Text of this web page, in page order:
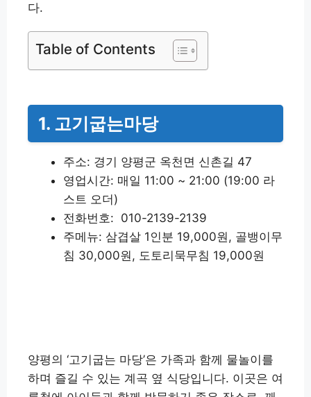
다.
Table of Contents
1. 고기굽는마당
주소: 경기 양평군 옥천면 신촌길 47
영업시간: 매일 11:00 ~ 21:00 (19:00 라
스트 오더)
전화번호: 010-2139-2139
주메뉴: 삼겹살 1인분 19,000원, 골뱅이무
침 30,000원, 도토리묵무침 19,000원
양평의 ‘고기굽는 마당’은 가족과 함께 물놀이를
하며 즐길 수 있는 계곡 옆 식당입니다. 이곳은 여